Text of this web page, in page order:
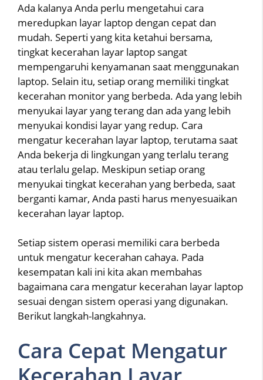
Ada kalanya Anda perlu mengetahui cara
meredupkan layar laptop dengan cepat dan
mudah. Seperti yang kita ketahui bersama,
tingkat kecerahan layar laptop sangat
mempengaruhi kenyamanan saat menggunakan
laptop. Selain itu, setiap orang memiliki tingkat
kecerahan monitor yang berbeda. Ada yang lebih
menyukai layar yang terang dan ada yang lebih
menyukai kondisi layar yang redup. Cara
mengatur kecerahan layar laptop, terutama saat
Anda bekerja di lingkungan yang terlalu terang
atau terlalu gelap. Meskipun setiap orang
menyukai tingkat kecerahan yang berbeda, saat
berganti kamar, Anda pasti harus menyesuaikan
kecerahan layar laptop.
Setiap sistem operasi memiliki cara berbeda
untuk mengatur kecerahan cahaya. Pada
kesempatan kali ini kita akan membahas
bagaimana cara mengatur kecerahan layar laptop
sesuai dengan sistem operasi yang digunakan.
Berikut langkah-langkahnya.
Cara Cepat Mengatur